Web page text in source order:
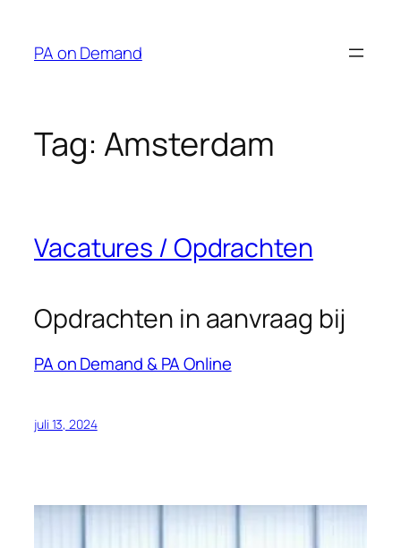
PA on Demand
Tag: Amsterdam
Vacatures / Opdrachten
Opdrachten in aanvraag bij
PA on Demand & PA Online
juli 13, 2024